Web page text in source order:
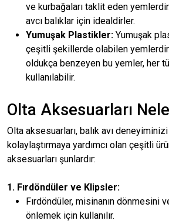
ve kurbağaları taklit eden
avcı balıklar için idealdirler.
Yumuşak Plastikler: Yumuşak
çeşitli şekillerde olabilen
oldukça benzeyen bu yemler, her
kullanılabilir.
Olta Aksesuarları
Olta aksesuarları, balık avı
kolaylaştırmaya yardımcı olan çeşitli
aksesuarları şunlardır:
1. Fırdöndüler ve Klipsler:
Fırdöndüler, misinanın dönmesini
önlemek için kullanılır.